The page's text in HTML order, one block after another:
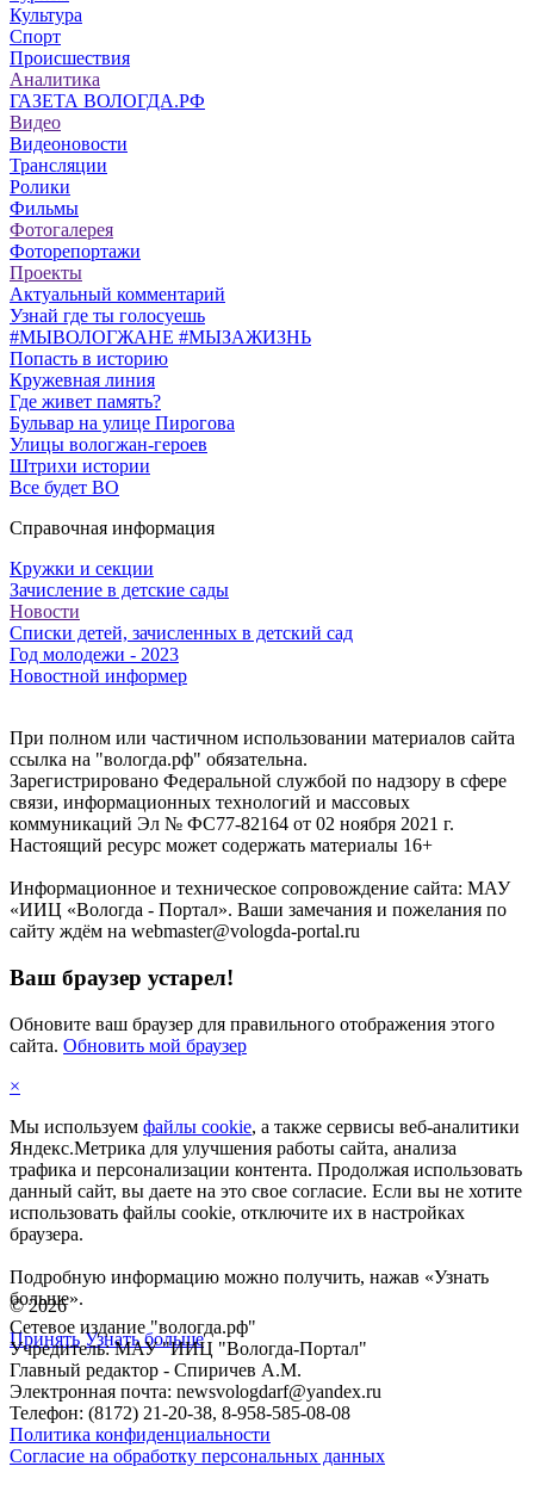
Культура
Спорт
Происшествия
Аналитика
ГАЗЕТА ВОЛОГДА.РФ
Видео
Видеоновости
Трансляции
Ролики
Фильмы
Фотогалерея
Фоторепортажи
Проекты
Актуальный комментарий
Узнай где ты голосуешь
#МЫВОЛОГЖАНЕ #МЫЗАЖИЗНЬ
Попасть в историю
Кружевная линия
Где живет память?
Бульвар на улице Пирогова
Улицы вологжан-героев
Штрихи истории
Все будет ВО
Справочная информация
Кружки и секции
Зачисление в детские сады
Новости
Списки детей, зачисленных в детский сад
Год молодежи - 2023
©2026
Сетевое издание "вологда.рф"
Учредитель: МАУ "ИИЦ "Вологда-Портал"
Главный редактор - Спиричев А.М.
Электронная почта: newsvologdarf@yandex.ru
Телефон: (8172) 21-20-38, 8-958-585-08-08
Политика конфиденциальности
Согласие на обработку персональных данных
Новостной информер
При полном или частичном использовании материалов сайта
ссылка на "вологда.рф" обязательна.
Зарегистрировано Федеральной службой по надзору в сфере
связи, информационных технологий и массовых
коммуникаций Эл № ФС77-82164 от 02 ноября 2021 г.
Настоящий ресурс может содержать материалы 16+
Информационное и техническое сопровождение сайта: МАУ
«ИИЦ «Вологда - Портал». Ваши замечания и пожелания по
сайту ждём на webmaster@vologda-portal.ru
Ваш браузер устарел!
Обновите ваш браузер для правильного отображения этого
сайта. Обновить мой браузер
×
Мы используем файлы cookie, а также сервисы веб-аналитики
Яндекс.Метрика для улучшения работы сайта, анализа
трафика и персонализации контента. Продолжая использовать
данный сайт, вы даете на это свое согласие. Если вы не хотите
использовать файлы cookie, отключите их в настройках
браузера.
Подробную информацию можно получить, нажав «Узнать
больше».
Принять Узнать больше